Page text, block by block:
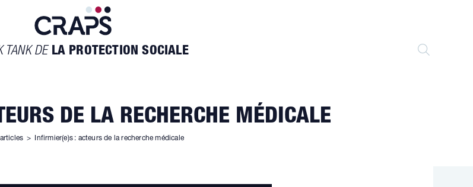
TANK DELA PROTECTION SOCIALE TOGGLE
DE LA RECHERCHE MÉDICALE
articles > Infirmier(e)s : acteurs de la recherche médicale